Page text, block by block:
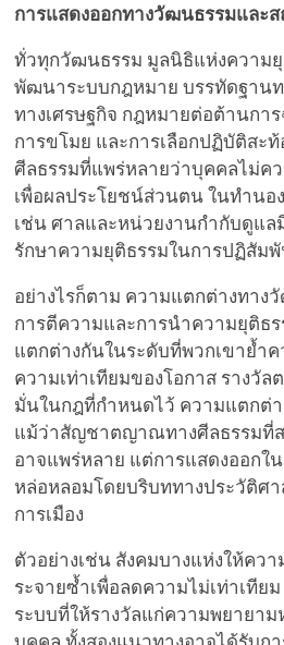
การแสดงออกทางวัฒนธรรมและ
ทั่วทุกวัฒนธรรม มูลนิธิแห่งความ
พัฒนาระบบกฎหมาย บรรทัดฐาน
ทางเศรษฐกิจ กฎหมายต่อต้านกา
การขโมย และการเลือกปฏิบัติสะ
ศีลธรรมที่แพร่หลายว่าบุคคลไม่คว
เพื่อผลประโยชน์ส่วนตน ในทำนอ
เช่น ศาลและหน่วยงานกำกับดูแล
รักษาความยุติธรรมในการปฏิสัม
อย่างไรก็ตาม ความแตกต่างทา
การตีความและการนำความยุติธ
แตกต่างกันในระดับที่พวกเขาย้ำ
ความเท่าเทียมของโอกาส รางวั
มั่นในกฎที่กำหนดไว้ ความแตกต่า
แม้ว่าสัญชาตญาณทางศีลธรรมที่
อาจแพร่หลาย แต่การแสดงออกใ
หล่อหลอมโดยบริบททางประวัติศ
การเมือง
ตัวอย่างเช่น สังคมบางแห่งให้คว
ระจายซ้ำเพื่อลดความไม่เท่าเที
ระบบที่ให้รางวัลแก่ความพยายา